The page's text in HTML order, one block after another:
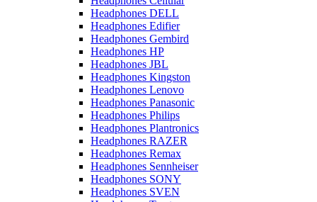
Headphones DELL
Headphones Edifier
Headphones Gembird
Headphones HP
Headphones JBL
Headphones Kingston
Headphones Lenovo
Headphones Panasonic
Headphones Philips
Headphones Plantronics
Headphones RAZER
Headphones Remax
Headphones Sennheiser
Headphones SONY
Headphones SVEN